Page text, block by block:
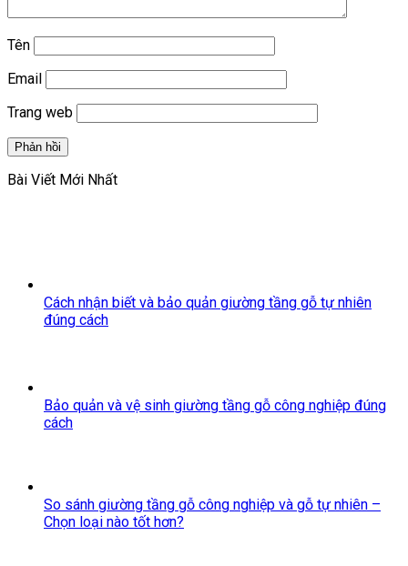
Tên
Email
Trang web
Bài Viết Mới Nhất
Cách nhận biết và bảo quản giường tầng gỗ tự nhiên
đúng cách
Bảo quản và vệ sinh giường tầng gỗ công nghiệp đúng
cách
So sánh giường tầng gỗ công nghiệp và gỗ tự nhiên –
Chọn loại nào tốt hơn?